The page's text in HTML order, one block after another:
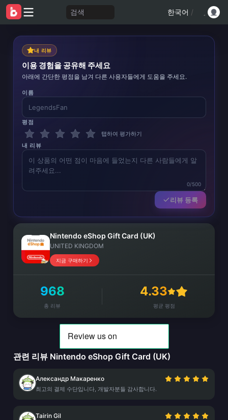
검색 한국어 /
내 리뷰
이용 경험을 공유해 주세요
아래에 간단한 평점을 남겨 다른 사용자들에게 도움을 주세요.
이름
평점
탭하여 평가하기
내 리뷰
0/500
리뷰 등록
Nintendo eShop Gift Card (UK)
UNITED KINGDOM
지금 구매하기
968
총 리뷰
4.33
평균 평점
관련 리뷰 Nintendo eShop Gift Card (UK)
Александр Макаренко
최고의 결제 수단입니다, 개발자분들 감사합니다.
Tairin Gil